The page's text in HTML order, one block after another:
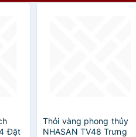
Đặt
Thỏi vàng phong thủy
NHASAN TV48 Trưng